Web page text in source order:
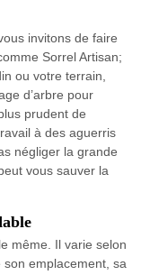
invitons de faire
Sorrel Artisan;
ou votre terrain,
d’arbre pour
prudent de
à des aguerris
négliger la grande
vous sauver la
même. Il varie selon
son emplacement, sa